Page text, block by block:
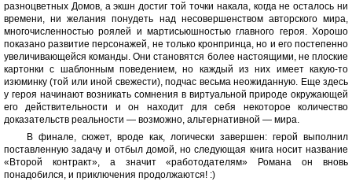
разноцветных Домов, а экшн достиг той точки накала, когда не осталось ни
времени, ни желания понудеть над несовершенством авторского мира,
многочисленностью роялей и мартисьюшностью главного героя. Хорошо
показано развитие персонажей, не только кронпринца, но и его постепенно
увеличивающейся команды. Они становятся более настоящими, не плоские
картонки с шаблонным поведением, но каждый из них имеет какую-то
изюминку (той или иной свежести), подчас весьма неожиданную. Еще здесь
у героя начинают возникать сомнения в виртуальной природе окружающей
его действительности и он находит для себя некоторое количество
доказательств реальности — возможно, альтернативной — мира.
В финале, сюжет, вроде как, логически завершен: герой выполнил
поставленную задачу и отбыл домой, но следующая книга носит название
«Второй контракт», а значит «работодателям» Романа он вновь
понадобился, и приключения продолжаются! :)